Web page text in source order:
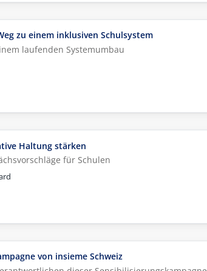
zu einem inklusiven Schulsystem
laufenden Systemumbau
Haltung stärken
für Schulen
von insieme Schweiz